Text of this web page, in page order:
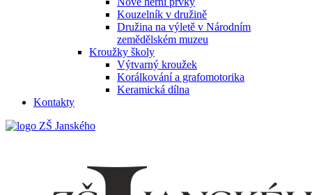
Kouzelník v družině
Družina na výletě v Národním
zemědělském muzeu
Kroužky školy
Výtvarný kroužek
Korálkování a grafomotorika
Keramická dílna
Kontakty